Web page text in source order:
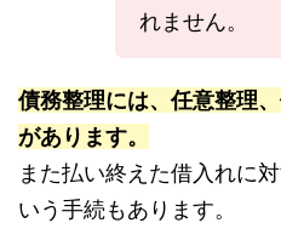
れません。
債務整理には、任意整理
があります。
また払い終えた借入れに
いう手続もあります。